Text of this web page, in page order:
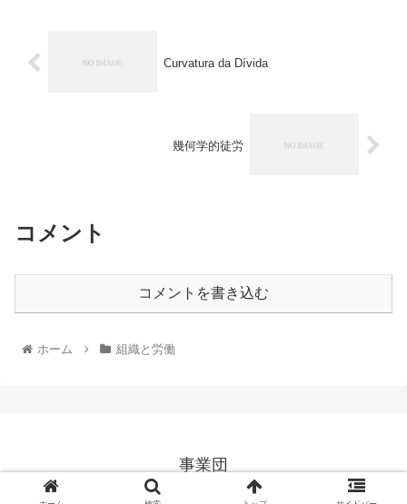
Curvatura da Dívida
幾何学的徒労
コメント
コメントを書き込む
ホーム 組織と労働
事業団
© 2026 事業団.